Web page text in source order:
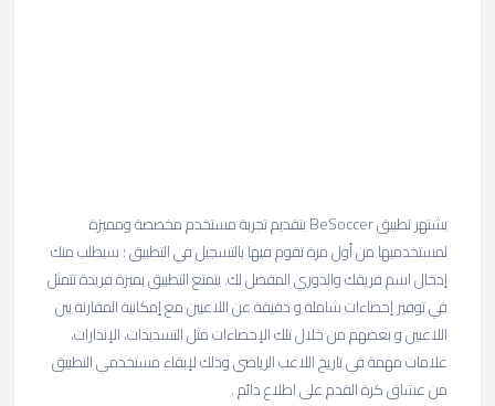
يشتهر تطبيق BeSoccer بتقديم تجربة مستخدم مخصصة ومميزة
لمستخدميها من أول مرة تقوم فيها بالتسجيل في التطبيق ؛ سيطلب منك
إدخال اسم فريقك والدوري المفضل لك. يتمتع التطبيق بميزة فريدة تتمثل
في توفير إحصاءات شاملة و دقيقة عن اللاعبين مع إمكانية المقارنة بين
اللاعبين و بعضهم من خلال تلك الإحصاءات مثل التسديدات، الإنذارات،
علامات مهمة في تاريخ اللاعب الرياضي وذلك لإبقاء مستخدمي التطبيق
من عشاق كرة القدم على اطلاع دائم .